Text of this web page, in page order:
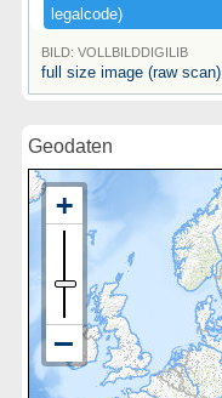
legalcode)​
BILD: VOLLBILDDIGILIB
full size image (raw scan)
Geodaten